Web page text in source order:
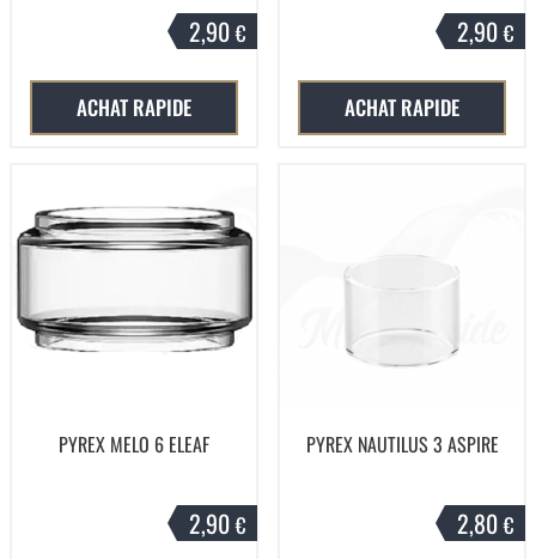
2,90€
ACHAT RAPIDE
2,90€
ACHAT RAPIDE
PYREX MELO 6 ELEAF
2,90€
PYREX NAUTILUS 3 ASPIRE
2,80€